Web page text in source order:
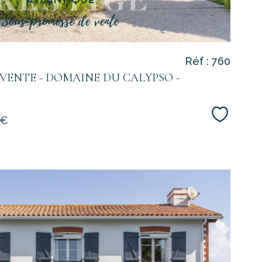
VENTE - DOMAINE DU CALYPSO -
Réf : 760